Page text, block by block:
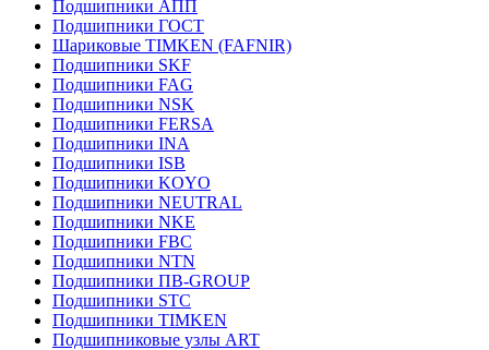
Подшипники АПП
Подшипники ГОСТ
Шариковые ТІMKEN (FAFNIR)
Подшипники SKF
Подшипники FAG
Подшипники NSK
Подшипники FERSA
Подшипники INA
Подшипники ISB
Подшипники KOYO
Подшипники NEUTRAL
Подшипники NKE
Подшипники FBC
Подшипники NTN
Подшипники ПВ-GROUP
Подшипники STC
Подшипники TIMKEN
Подшипниковые узлы ART